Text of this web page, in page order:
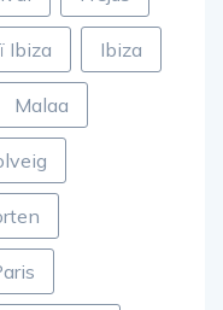
Fréjus
Ibiza Ibiza
Malaa